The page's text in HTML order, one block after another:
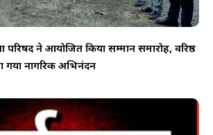
ने आयोजित किया सम्मान समारोह, वरिष्ठ
गया नागरिक अभिनंदन